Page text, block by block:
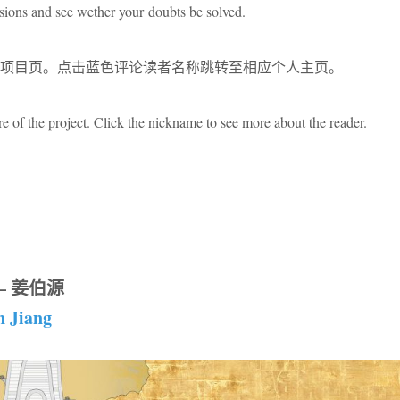
and see wether your doubts be solved.
目页。点击蓝色评论读者名称跳转至相应个人主页。
of the project. Click the nickname to see more about the reader.
姜伯源
Jiang